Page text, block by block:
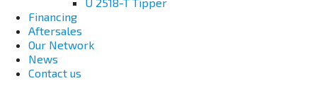
Financing
Aftersales
Our Network
News
Contact us